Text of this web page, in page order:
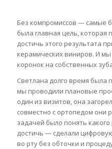
Без компромиссов — самые
была главная цель,
достичь этого результата
керамических виниров. И
коронок на собственных
Светлана долго время была
мы проводили плановые
один из визитов, она
совместно с ортопедом они
задачей было понять
достичь — сделали
во рту без обточки и